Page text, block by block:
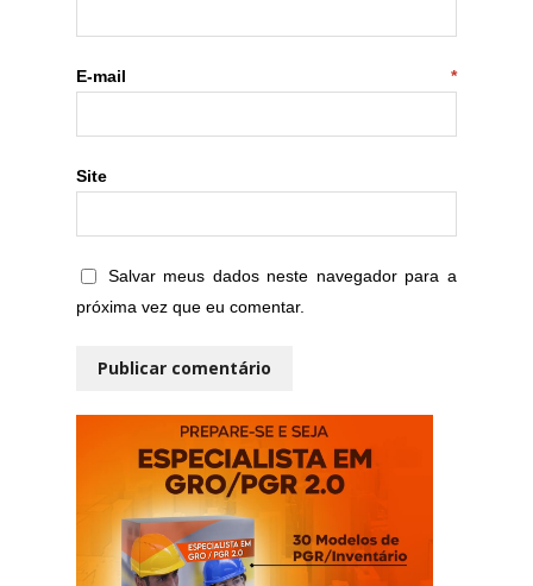
E-mail *
Site
Salvar meus dados neste navegador para a
próxima vez que eu comentar.